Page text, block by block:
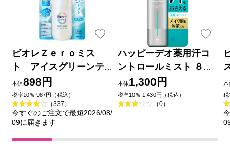
ビオレＺｅｒｏミス
ト アイスグリーンテ
ィーの香り ６０ｍＬ 花
王
本体898円
税率10％ 987円（税込）
（337）
今すぐのご注文で最短2026/08/
09に届きます
ハッピーデオ薬用汗コ
ントロールミスト ８０
ｍｌ マンダム (医薬部外
品)
本体1,300円
税率10％ 1,430円（税込）
（0）
本
税